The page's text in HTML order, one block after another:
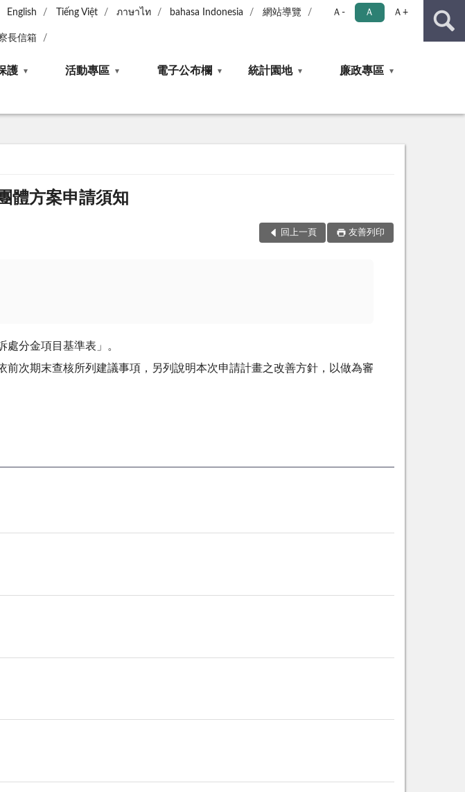
English Tiếng Việt ภาษาไท bahasa Indonesia 網站導覽
長信箱
Ａ- Ａ Ａ+
護 活動專區 電子公布欄 統計園地 廉政專區
體方案申請須知
回上一頁 友善列印
分金項目基準表」。
次期末查核所列建議事項，另列說明本次申請計畫之改善方針，以做為審